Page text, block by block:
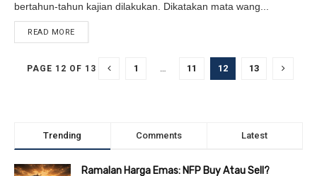
bertahun-tahun kajian dilakukan. Dikatakan mata wang...
READ MORE
PAGE 12 OF 13 1 … 11 12 13
Trending Comments Latest
Ramalan Harga Emas: NFP Buy Atau Sell?